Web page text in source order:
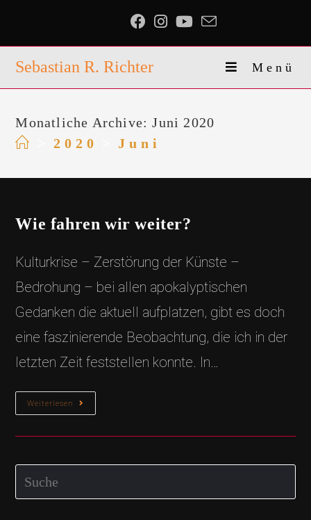
Sebastian R. Richter Menü
Monatliche Archive: Juni 2020
2020 Juni
Wie fahren wir weiter?
Kulturkrise – Zerstörung der Künste –
Bedrohung – bei allen apokalyptischen
Gedanken die aktuell aufplatzen, gibt es doch
eine faszinierende Beobachtung, die ich in der
letzten Zeit feststellen konnte. In…
Weiterlesen
Wie
Fahren
this